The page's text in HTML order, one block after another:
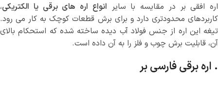
اره افقی بر در مقایسه با سایر انواع اره های برقی یا الکتریکی،
کاربردهای محدودتری دارد و برای برش قطعات کوچک به کار می رود.
تیغه این اره از جنس فولاد آب دیده ساخته شده که استحکام بالای
آن، قابلیت برش چوب و فلز را به آن داده است.
. اره برقی فارسی بر